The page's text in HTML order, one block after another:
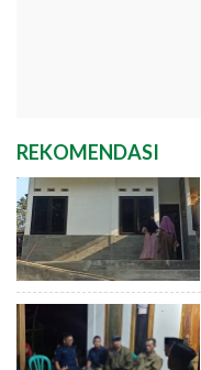
REKOMENDASI